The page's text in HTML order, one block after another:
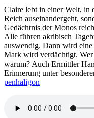
Claire lebt in einer Welt, in
Reich auseinandergeht,
Gedächtnis der Monos
Alle führen akribisch
auswendig. Dann wird
Mark wird verdächtigt.
warum? Auch Ermittler
Erinnerung unter
penhaligon